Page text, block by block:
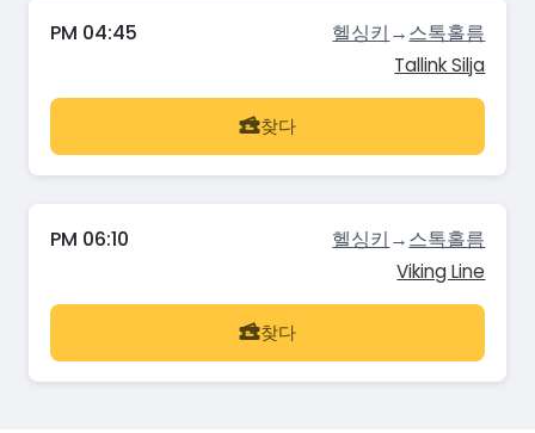
PM 04:45 헬싱키 →스톡홀름
Tallink Silja
찾다
PM 06:10 헬싱키 →스톡홀름
Viking Line
찾다